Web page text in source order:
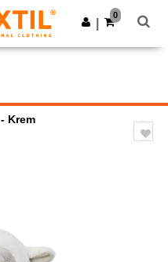
Last ned app
0
- Krem